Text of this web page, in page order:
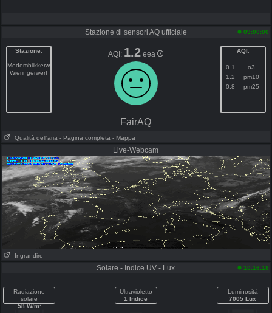
Stazione di sensori AQ ufficiale 09:00:00
Stazione:
Medemblikkerweg
Wieringerwerf
AQI: 1.2 eea AQI:
0.1
o3
1.2
pm10
0.8
pm25
FairAQ
Qualità dell'aria - Pagina completa - Mappa
Live-Webcam
Ingrandire
Solare - Indice UV - Lux 10:16:18
Radiazione
solare
58 W/m²
Ultravioletto
1 Indice
Luminosità
7005 Lux